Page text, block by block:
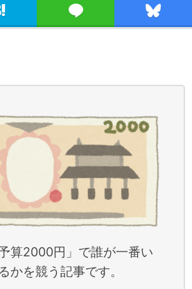
算2000円」で誰が一番い
かを競う記事です。